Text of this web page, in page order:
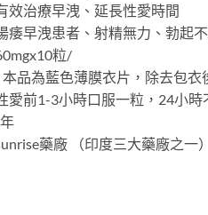
效治療早洩、延長性愛時間
痿早洩患者、射精無力、勃起
粒/
品為藍色薄膜衣片，除去包衣
愛前1-3小時口服一粒，24小時
藥廠 （印度三大藥廠之一）